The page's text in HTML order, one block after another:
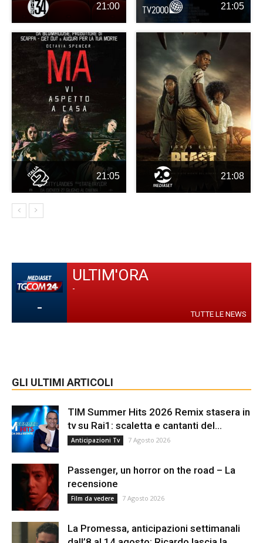
21:00 21:05
21:05 21:08
-
ULTIM'ORA
-
TUTTE LE NEWS
GLI ULTIMI ARTICOLI
TIM Summer Hits 2026 Remix stasera in
tv su Rai1: scaletta e cantanti del...
Anticipazioni Tv 7 Agosto 2026
Passenger, un horror on the road – La
recensione
Film da vedere 7 Agosto 2026
La Promessa, anticipazioni settimanali